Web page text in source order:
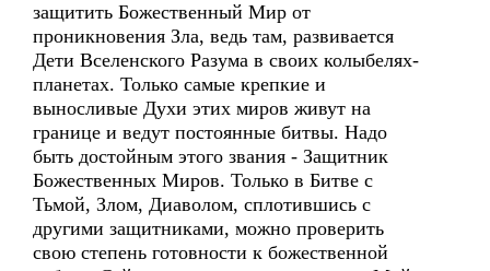
защитить Божественный Мир от
проникновения Зла, ведь там, развивается
Дети Вселенского Разума в своих колыбелях-
планетах. Только самые крепкие и
выносливые Духи этих миров живут на
границе и ведут постоянные битвы. Надо
быть достойным этого звания - Защитник
Божественных Миров. Только в Битве с
Тьмой, Злом, Диаволом, сплотившись с
другими защитниками, можно проверить
свою степень готовности к божественной